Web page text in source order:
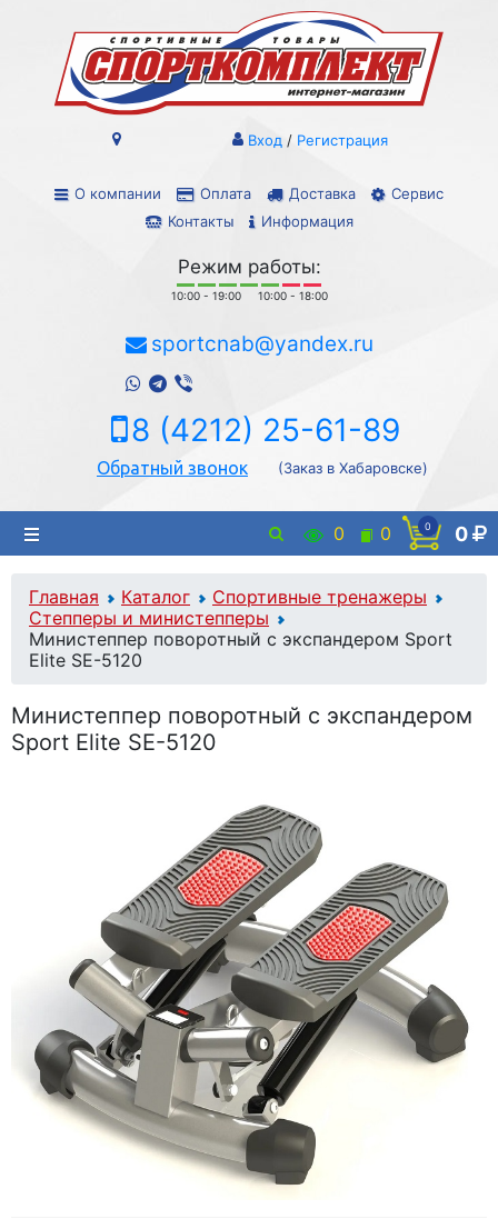
О компании Оплата Доставка
Сервис
Контакты
Информация
Вход / Регистрация
Режим работы:
10:00 - 19:00 10:00 - 18:00
sportcnab@yandex.ru
8 (4212) 25-61-89
Обратный звонок (Заказ в Хабаровске)
0 0 0 0
Главная Каталог
Спортивные тренажеры
Степперы и министепперы
Министеппер поворотный с экспандером Sport
Elite SE-5120
Министеппер поворотный с экспандером
Sport Elite SE-5120